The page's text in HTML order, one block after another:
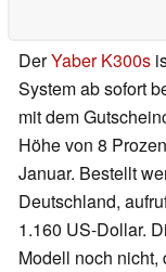
DerYaber K300s
System ab sofort
mit dem
Höhe von 8
Januar. Bestellt
Deutschland,
1.160 US-Dollar.
Modell noch nicht,